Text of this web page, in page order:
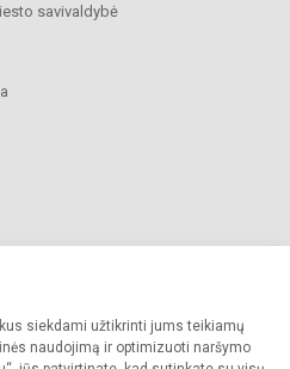
siekdami užtikrinti jums teikiamų
naudojimą ir optimizuoti naršymo
savivaldybė
Visos teisės saugomos.
sutikimo griežtai draudžiama.